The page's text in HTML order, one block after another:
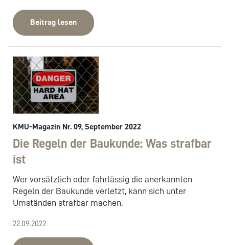
Beitrag lesen
KMU-Magazin Nr. 09, September 2022
Die Regeln der Baukunde: Was strafbar
ist
Wer vorsätzlich oder fahrlässig die anerkannten
Regeln der Baukunde verletzt, kann sich unter
Umständen strafbar machen.
22.09.2022